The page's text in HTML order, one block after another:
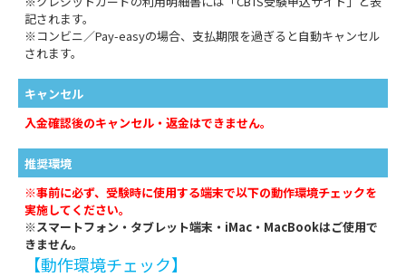
記されます。
※コンビニ／Pay-easyの場合、支払期限を過ぎると自動キャンセル
されます。
キャンセル
入金確認後のキャンセル・返金はできません。
推奨環境
※事前に必ず、受験時に使用する端末で以下の動作環境チェックを
実施してください。
※スマートフォン・タブレット端末・iMac・MacBookはご使用で
きません。
【動作環境チェック】